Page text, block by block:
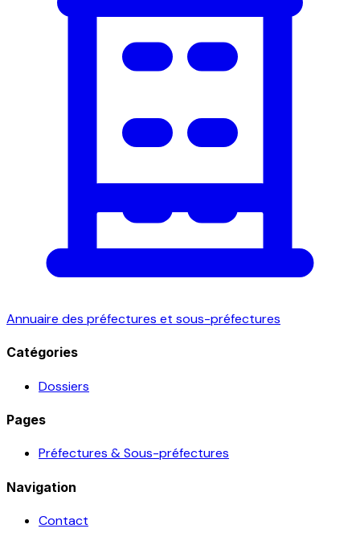
Annuaire des préfectures et sous-préfectures
Catégories
Dossiers
Pages
Préfectures & Sous-préfectures
Navigation
Contact